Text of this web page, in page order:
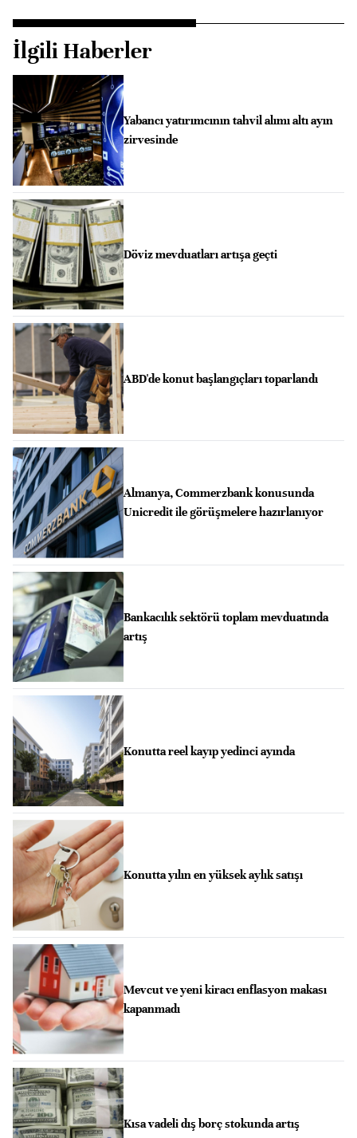
İlgili Haberler
Yabancı yatırımcının tahvil alımı altı ayın
zirvesinde
Döviz mevduatları artışa geçti
ABD'de konut başlangıçları toparlandı
Almanya, Commerzbank konusunda
Unicredit ile görüşmelere hazırlanıyor
Bankacılık sektörü toplam mevduatında
artış
Konutta reel kayıp yedinci ayında
Konutta yılın en yüksek aylık satışı
Mevcut ve yeni kiracı enflasyon makası
kapanmadı
Kısa vadeli dış borç stokunda artış